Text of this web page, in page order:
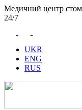
Медичний центр
24/7
UKR
ENG
RUS